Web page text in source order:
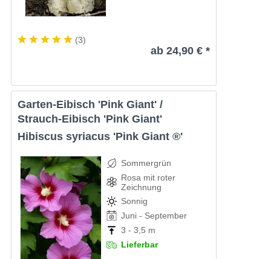
(3)
ab 24,90 € *
Garten-Eibisch 'Pink Giant' /
Strauch-Eibisch 'Pink Giant'
Hibiscus syriacus 'Pink Giant ®'
Sommergrün
Rosa mit roter
Zeichnung
Sonnig
Juni - September
3 - 3,5 m
Lieferbar